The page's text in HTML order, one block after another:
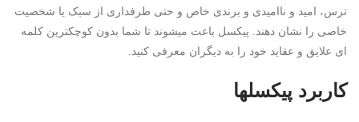
ترس، امید و ناامیدی و برندی خاص و حتی طرفداری از سبک یا شخصیت
خاصی را نشان دهند. پیکسل باعث میشوند تا شما بدون کوچکترین کلمه
ای علایق و عقاید خود را به دیگران معرفی کنید.
کاربرد پیکسلها